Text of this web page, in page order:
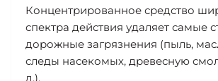
Концентрированное средство
спектра действия удаляет самые
дорожные загрязнения (пыль,
следы насекомых, древесную
д.).